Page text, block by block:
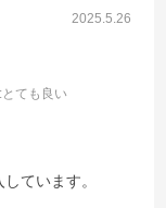
2025.5.26
:とても良い
ています。